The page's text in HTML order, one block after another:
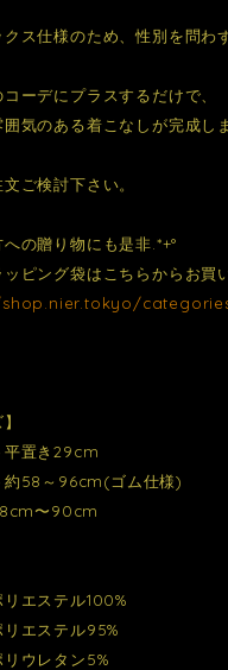
クス仕様のため、性別を問わ
ーデにプラスするだけで、
囲気のある着こなしが完成し
ご検討下さい。
の贈り物にも是非.*+°
ッピング袋はこちらからお買
平置き29cm
約58～96cm(ゴム仕様)
〜90cm
エステル100%
エステル95%
レタン5%